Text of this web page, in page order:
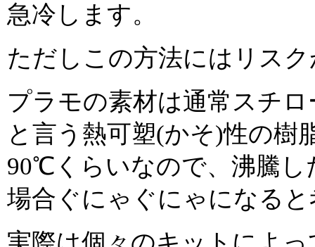
急冷します。
ただしこの方法にはリス
プラモの素材は通常スチ
と言う熱可塑(かそ)性の樹
90℃くらいなので、沸騰し
場合ぐにゃぐにゃになる